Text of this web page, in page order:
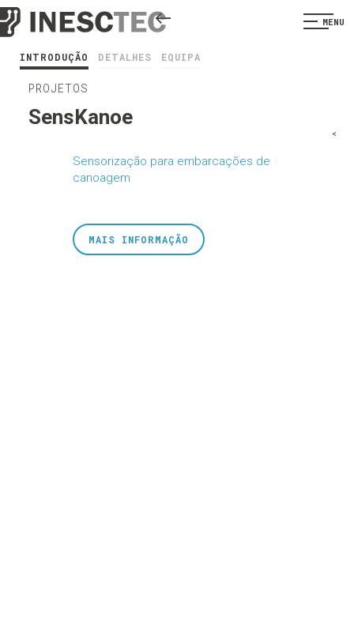
MENU
INTRODUÇÃO DETALHES EQUIPA
PROJETOS
SensKanoe
Sensorização para embarcações de
canoagem
<
MAIS INFORMAÇÃO